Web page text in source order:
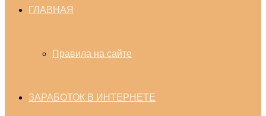
ГЛАВНАЯ
Правила на сайте
ЗАРАБОТОК В ИНТЕРНЕТЕ